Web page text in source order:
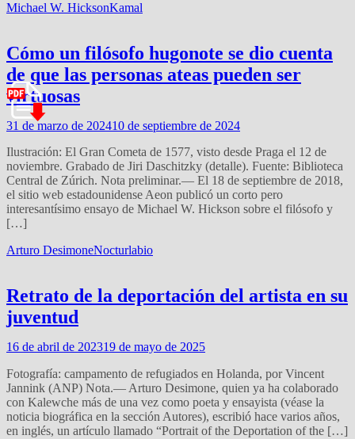
Michael W. HicksonKamal
Cómo un filósofo hugonote se dio cuenta
de que las personas ateas pueden ser
virtuosas
31 de marzo de 202410 de septiembre de 2024
Ilustración: El Gran Cometa de 1577, visto desde Praga el 12 de
noviembre. Grabado de Jiri Daschitzky (detalle). Fuente: Biblioteca
Central de Zúrich. Nota preliminar.— El 18 de septiembre de 2018,
el sitio web estadounidense Aeon publicó un corto pero
interesantísimo ensayo de Michael W. Hickson sobre el filósofo y
[…]
Arturo DesimoneNocturlabio
Retrato de la deportación del artista en su
juventud
16 de abril de 202319 de mayo de 2025
Fotografía: campamento de refugiados en Holanda, por Vincent
Jannink (ANP) Nota.— Arturo Desimone, quien ya ha colaborado
con Kalewche más de una vez como poeta y ensayista (véase la
noticia biográfica en la sección Autores), escribió hace varios años,
en inglés, un artículo llamado “Portrait of the Deportation of the […]